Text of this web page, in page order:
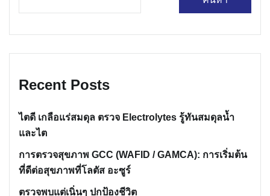
Recent Posts
ไตดี เกลือแร่สมดุล ตรวจ Electrolytes รู้ทันสมดุลน้ำ
และไต
การตรวจสุขภาพ GCC (WAFID / GAMCA): การเริ่มต้น
ที่ดีต่อสุขภาพที่โลตัส อะซูร์
ตรวจพบแต่เนิ่นๆ ปกป้องชีวิต